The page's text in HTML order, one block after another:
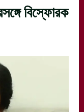
বিস্ফোরক